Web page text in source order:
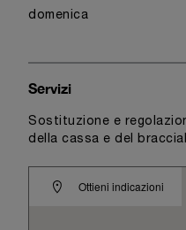
domenica
Ottieni indicazioni
Servizi
Sostituzione e
della cassa e del